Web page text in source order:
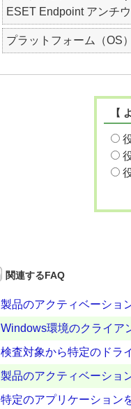
ESET Endpoint アンチ
プラットフォーム（OS）
【
関連するFAQ
製品のアクティベーショ
Windows環境のクライア
検査対象から特定のドラ
製品のアクティベーショ
特定のアプリケーション